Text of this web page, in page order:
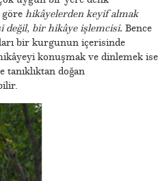
göre hikâyelerden keyif almak
değil, bir hikâye işlemcisi. Bence
bir kurgunun içerisinde
konuşmak ve dinlemek ise
tanıklıktan doğan